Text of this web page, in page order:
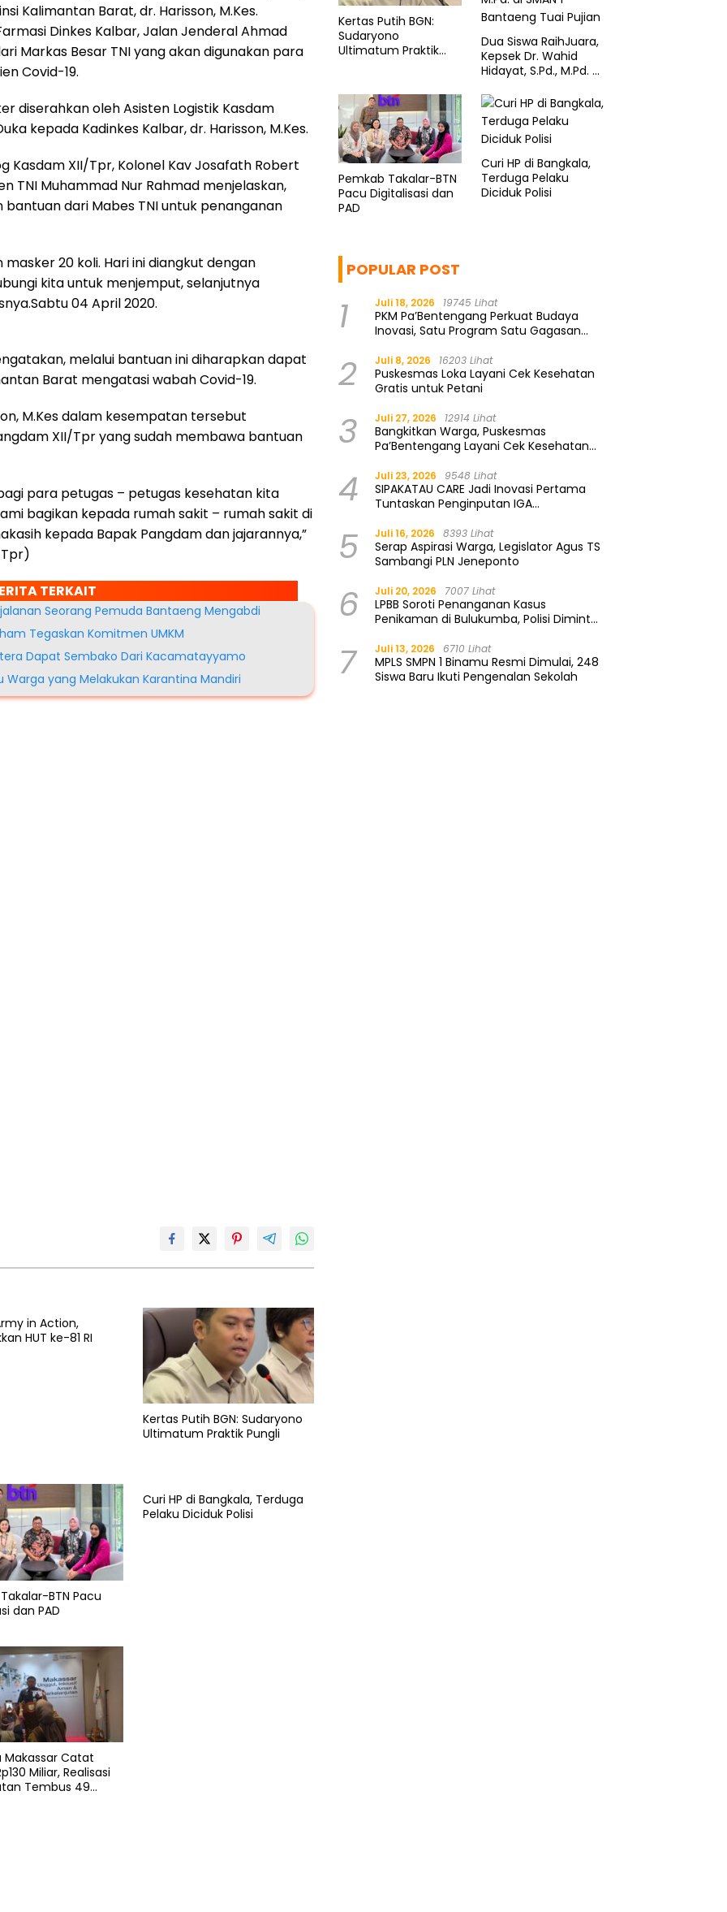
Kalimantan Barat, dr. Harisson, M.Kes.
Dinkes Kalbar, Jalan Jenderal Ahmad
Markas Besar TNI yang akan digunakan para
Covid-19.
diserahkan oleh Asisten Logistik Kasdam
kepada Kadinkes Kalbar, dr. Harisson, M.Kes.
Kasdam XII/Tpr, Kolonel Kav Josafath Robert
TNI Muhammad Nur Rahmad menjelaskan,
dari Mabes TNI untuk penanganan
20 koli. Hari ini diangkut dengan
kita untuk menjemput, selanjutnya
04 April 2020.
melalui bantuan ini diharapkan dapat
Barat mengatasi wabah Covid-19.
M.Kes dalam kesempatan tersebut
XII/Tpr yang sudah membawa bantuan
para petugas – petugas kesehatan kita
bagikan kepada rumah sakit – rumah sakit di
kepada Bapak Pangdam dan jajarannya,”
Tpr)
TERKAIT
Seorang Pemuda Bantaeng Mengabdi
Tegaskan Komitmen UMKM
Dapat Sembako Dari Kacamatayyamo
yang Melakukan Karantina Mandiri
in Action,
HUT ke-81 RI
Kertas Putih BGN: Sudaryono
Ultimatum Praktik Pungli
BTN Pacu
dan PAD
Curi HP di Bangkala, Terduga
Pelaku Diciduk Polisi
Makassar Catat
Miliar, Realisasi
Tembus 49
Kertas Putih BGN:
Sudaryono
Ultimatum Praktik
Dua Siswa RaihJuara,
Kepsek Dr. Wahid
Hidayat, S.Pd., M.Pd. di
Tuai Pujian
Pemkab Takalar-BTN
Pacu Digitalisasi dan
PAD
Curi HP di Bangkala,
Terduga Pelaku
Diciduk Polisi
POPULAR POST
1 Juli 18, 2026 19745 Lihat
PKM Pa’Bentengang Perkuat Budaya
Inovasi, Satu Program Satu Gagasan
2 Juli 8, 2026 16203 Lihat
Puskesmas Loka Layani Cek Kesehatan
Gratis untuk Petani
3 Juli 27, 2026 12914 Lihat
Bangkitkan Warga, Puskesmas
Pa’Bentengang Layani Cek Kesehatan
4 Juli 23, 2026 9548 Lihat
SIPAKATAU CARE Jadi Inovasi Pertama
Tuntaskan Penginputan IGA
5 Juli 16, 2026 8393 Lihat
Serap Aspirasi Warga, Legislator Agus TS
Sambangi PLN Jeneponto
6 Juli 20, 2026 7007 Lihat
LPBB Soroti Penanganan Kasus
Penikaman di Bulukumba, Polisi Diminta
7 Juli 13, 2026 6710 Lihat
MPLS SMPN 1 Binamu Resmi Dimulai, 248
Siswa Baru Ikuti Pengenalan Sekolah